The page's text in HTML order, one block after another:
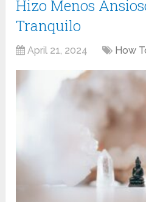
Hizo Menos
Tranquilo
April 21, 2024 How